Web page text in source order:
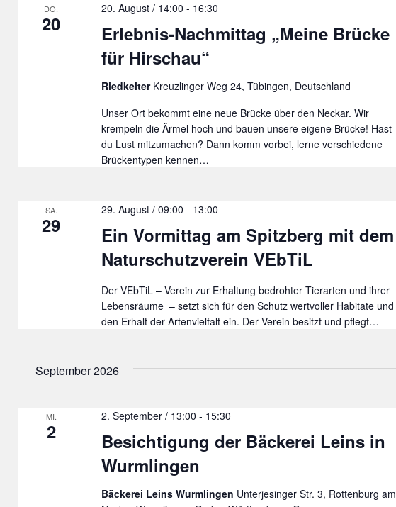
DO.
20
Erlebnis-Nachmittag „Meine Brücke
für Hirschau“
20. August / 14:00 - 16:30
Riedkelter Kreuzlinger Weg 24, Tübingen, Deutschland
Unser Ort bekommt eine neue Brücke über den Neckar. Wir
krempeln die Ärmel hoch und bauen unsere eigene Brücke! Hast
du Lust mitzumachen? Dann komm vorbei, lerne verschiedene
Brückentypen kennen…
SA.
29
Ein Vormittag am Spitzberg mit dem
Naturschutzverein VEbTiL
29. August / 09:00 - 13:00
Der VEbTiL – Verein zur Erhaltung bedrohter Tierarten und ihrer
Lebensräume – setzt sich für den Schutz wertvoller Habitate und
den Erhalt der Artenvielfalt ein. Der Verein besitzt und pflegt…
September 2026
MI.
2
Besichtigung der Bäckerei Leins in
Wurmlingen
2. September / 13:00 - 15:30
Bäckerei Leins Wurmlingen Unterjesinger Str. 3, Rottenburg am